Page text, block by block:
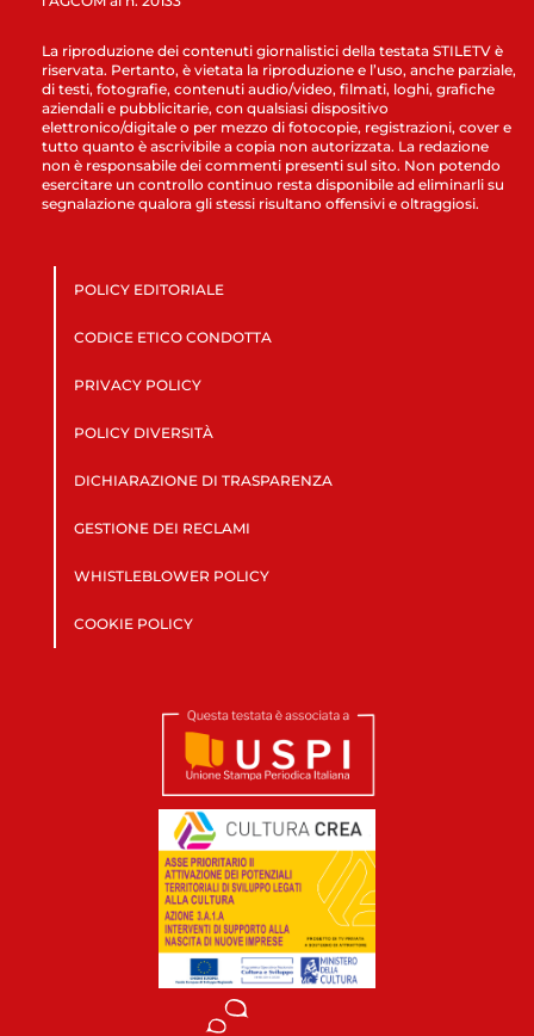
La riproduzione dei contenuti giornalistici della testata STILETV è
riservata. Pertanto, è vietata la riproduzione e l’uso, anche parziale,
di testi, fotografie, contenuti audio/video, filmati, loghi, grafiche
aziendali e pubblicitarie, con qualsiasi dispositivo
elettronico/digitale o per mezzo di fotocopie, registrazioni, cover e
tutto quanto è ascrivibile a copia non autorizzata. La redazione
non è responsabile dei commenti presenti sul sito. Non potendo
esercitare un controllo continuo resta disponibile ad eliminarli su
segnalazione qualora gli stessi risultano offensivi e oltraggiosi.
POLICY EDITORIALE
CODICE ETICO CONDOTTA
PRIVACY POLICY
POLICY DIVERSITÀ
DICHIARAZIONE DI TRASPARENZA
GESTIONE DEI RECLAMI
WHISTLEBLOWER POLICY
COOKIE POLICY